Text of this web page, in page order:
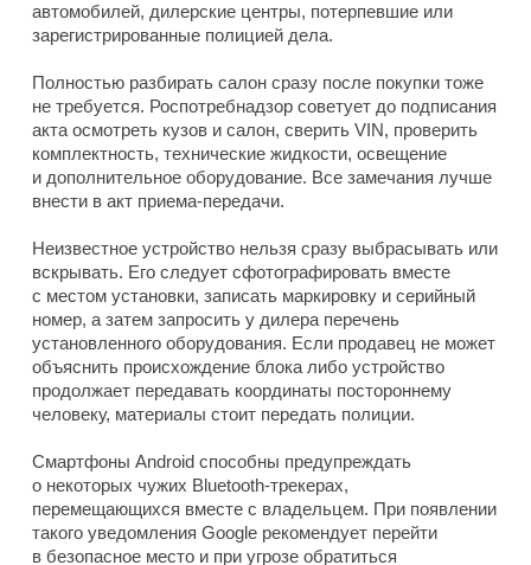
автомобилей, дилерские центры, потерпевшие или
зарегистрированные полицией дела.
Полностью разбирать салон сразу после покупки тоже
не требуется. Роспотребнадзор советует до подписания
акта осмотреть кузов и салон, сверить VIN, проверить
комплектность, технические жидкости, освещение
и дополнительное оборудование. Все замечания лучше
внести в акт приема-передачи.
Неизвестное устройство нельзя сразу выбрасывать или
вскрывать. Его следует сфотографировать вместе
с местом установки, записать маркировку и серийный
номер, а затем запросить у дилера перечень
установленного оборудования. Если продавец не может
объяснить происхождение блока либо устройство
продолжает передавать координаты постороннему
человеку, материалы стоит передать полиции.
Смартфоны Android способны предупреждать
о некоторых чужих Bluetooth-трекерах,
перемещающихся вместе с владельцем. При появлении
такого уведомления Google рекомендует перейти
в безопасное место и при угрозе обратиться